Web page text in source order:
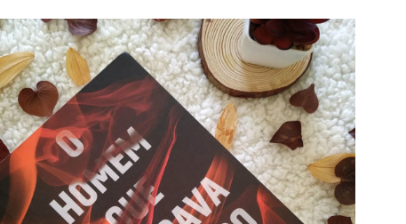
BELO
ROMANCE
DESASTROSO